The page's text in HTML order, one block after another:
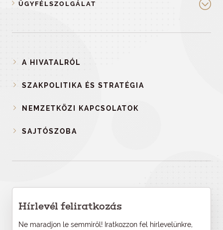
ÜGYFÉLSZOLGÁLAT
A HIVATALRÓL
SZAKPOLITIKA ÉS STRATÉGIA
NEMZETKÖZI KAPCSOLATOK
SAJTÓSZOBA
Hírlevél feliratkozás
Ne maradjon le semmiről! Iratkozzon fel hírlevelünkre,